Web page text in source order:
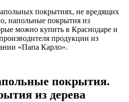
покрытиях, не вредящих
напольные покрытия из
можно купить в Краснодаре и
продукции из
«Папа Карло».
покрытия.
из дерева